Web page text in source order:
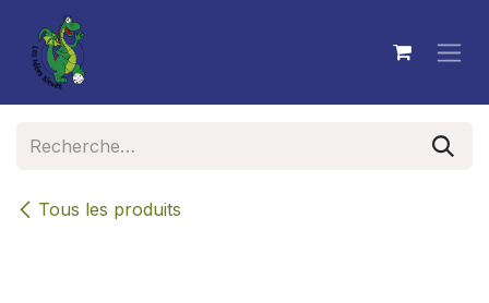
Se rendre au contenu
Tous les produits